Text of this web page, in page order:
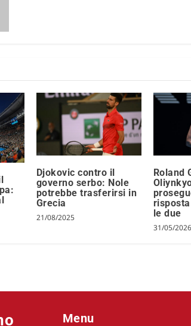
Djokovic contro il
governo serbo: Nole
potrebbe trasferirsi in
Grecia
21/08/2025
Roland
le due
31/05/2026
Menu